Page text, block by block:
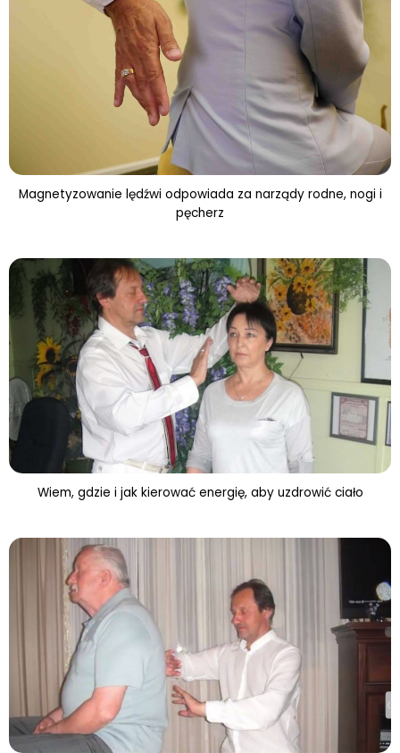
Magnetyzowanie lędźwi odpowiada za narządy rodne, nogi i
pęcherz
Wiem, gdzie i jak kierować energię, aby uzdrowić ciało